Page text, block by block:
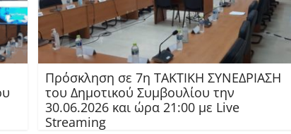
Πρόσκληση σε 7η ΤΑΚΤΙΚΗ ΣΥΝΕΔΡΙΑΣΗ
του Δημοτικού Συμβουλίου την
30.06.2026 και ώρα 21:00 με Live
Streaming